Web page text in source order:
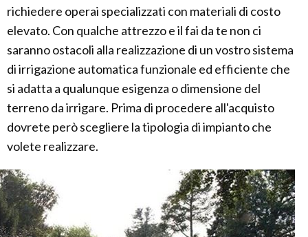
richiedere operai specializzati con materiali di costo
elevato. Con qualche attrezzo e il fai da te non ci
saranno ostacoli alla realizzazione di un vostro sistema
di irrigazione automatica funzionale ed efficiente che
si adatta a qualunque esigenza o dimensione del
terreno da irrigare. Prima di procedere all'acquisto
dovrete però scegliere la tipologia di impianto che
volete realizzare.